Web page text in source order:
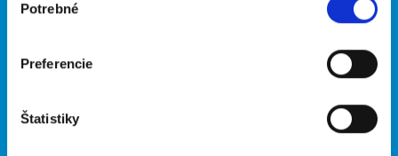
súhlasu
Potrebné
Preferencie
Štatistiky
Brigádnici
Hľadané brigády
O portáli Naše ďalšie projekty